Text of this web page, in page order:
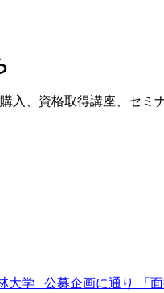
入、資格取得講座、セミ
大学 公募企画に通り 「